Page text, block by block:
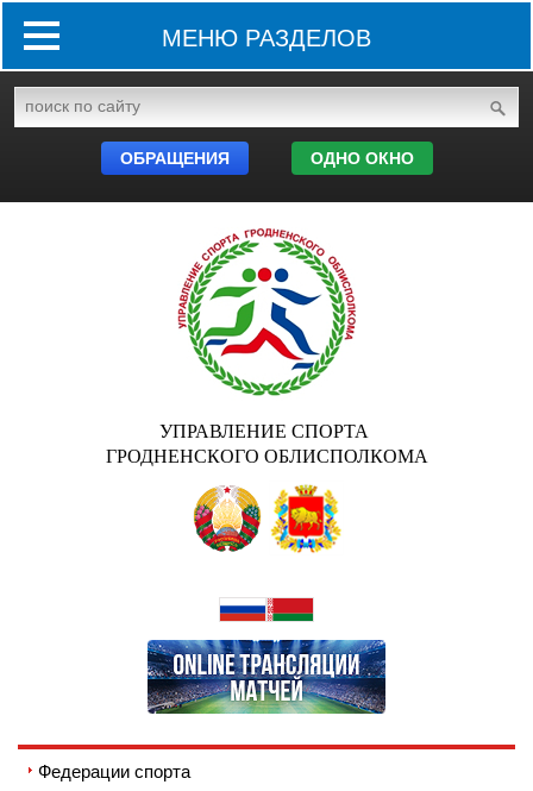
МЕНЮ РАЗДЕЛОВ
ОБРАЩЕНИЯ ОДНО ОКНО
УПРАВЛЕНИЕ СПОРТА
ГРОДНЕНСКОГО ОБЛИСПОЛКОМА
Федерации спорта